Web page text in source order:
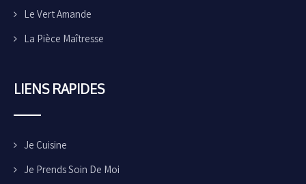
Le Vert Amande
La Pièce Maîtresse
LIENS RAPIDES
Je Cuisine
Je Prends Soin De Moi